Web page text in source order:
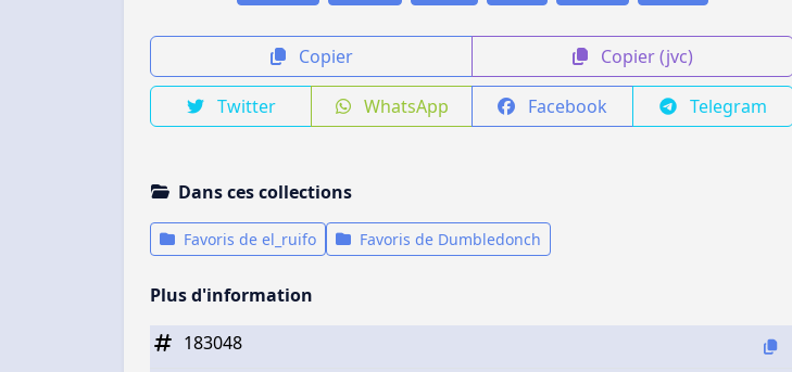
Copier Copier (jvc)
Twitter WhatsApp Facebook Telegram
Dans ces collections
Favoris de el_ruifo Favoris de Dumbledonch
Plus d'information
183048